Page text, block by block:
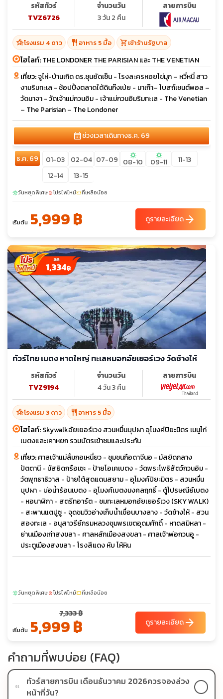
รหัสทัวร์
TVZ6726
จำนวนวัน
3 วัน 2 คืน
สายการบิน
hotel_classโรงแรม 4 ดาว restaurant อาหาร 5 มื้อ shopping_cartเข้าร้านรัฐบาล
ไฮไลท์:THE LONDONER THE PARISIAN และ THE VENETIAN
เที่ยว:จูไห่-บ้านเกิด ดร.ซุนยัดเซ็น - โรงละครหอยไข่มุก – หวี่หนี่ สาว
งามริมทะเล - ช้อปปิ้งตลาดใต้ดินก๊งเป่ย - มาเก๊า– โบสถ์เซนต์พอล –
วัดนาจา - วัดเจ้าแม่กวนอิม - เจ้าแม่กวนอิมริมทะเล - The Venetian
– The Parisian – The Londoner
calendar_monthช่วงเวลาเดินทางธ.ค. 69
ธ.ค. 69 01-03 02-04 07-09 sunny
08-10
sunny
09-11
11-13
12-14
13-15
sunnyวันหยุดพิเศษlocal_fire_departmentโปรไฟไหม้confirmation_numberที่เหลือน้อย
เริ่มต้น 5,999 ฿ ดูรายละเอียดarrow_forward
1,334฿
ทัวร์ไทย เบตง หาดใหญ่ ทะเลหมอกอัยเยอร์เวง วัดช้างให้
รหัสทัวร์
TVZ9194
จำนวนวัน
4 วัน 3 คืน
สายการบิน
hotel_classโรงแรม 3 ดาว restaurant อาหาร 5 มื้อ
ไฮไลท์:Skywalkอัยเยอร์เวง สวนหมื่นบุปผา อุโมงค์ปิยะมิตร เมนูไก่
เบตงและเคาหยก รวมบัตรเข้าชมและประกัน
เที่ยว:ศาลเจ้าแม่ลิ้มกอเหนี่ยว - ชุมชนกือดาจีนอ - มัสยิดกลาง
ปัตตานี - มัสยิดกรือเซะ - ป้ายโอเคเบตง - วัดพระโพธิสัตว์กวนอิม -
วัดพุทธาธิวาส - ป้ายใต้สุดแดนสยาม - อุโมงค์ปิยะมิตร - สวนหมื่น
บุปผา - บ่อน้ำร้อนเบตง - อุโมงค์เบตงมงคลฤทธิ์ - ตู้ไปรษณีย์เบตง
- หอนาฬิกา - สตรีทอาร์ต - ชมทะเลหมอกอัยเยอร์เวง (SKY WALK)
- สะพานแตปูซู - จุดชมวิวอ่างเก็บน้ำเขื่อนบางลาง - วัดช้างให้ - สวน
สองทะเล - อนุสาวรีย์กรมหลวงชุมพรเขตอุดมศักดิ์ - หาดสมิหลา -
ย่านเมืองเก่าสงขลา - ศาลหลักเมืองสงขลา - ศาลเจ้าพ่อกวนอู -
ประตูเมืองสงขลา - โรงสีแดง หับ โห้หิน
sunnyวันหยุดพิเศษlocal_fire_departmentโปรไฟไหม้confirmation_numberที่เหลือน้อย
เริ่มต้น
7,333 ฿
5,999 ฿ ดูรายละเอียดarrow_forward
คำถามที่พบบ่อย (FAQ)
01
ทัวร์สายการบิน เดือนธันวาคม 2026ควรจองล่วง
หน้ากี่วัน?